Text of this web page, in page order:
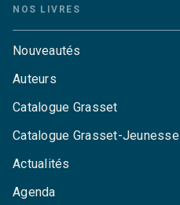
NOS LIVRES
Nouveautés
Auteurs
Catalogue Grasset
Catalogue Grasset-Jeunesse
Actualités
Agenda